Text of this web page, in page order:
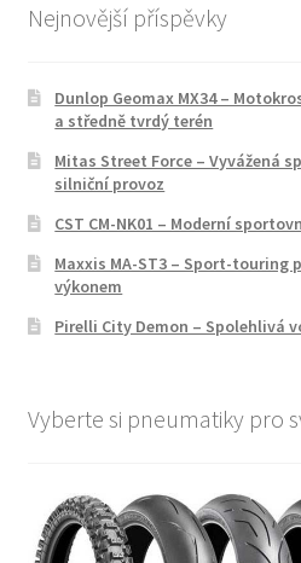
Nejnovější příspěvky
Dunlop Geomax MX34 –
a středně tvrdý terén
Mitas Street Force – Vyvážená
silniční provoz
CST CM-NK01 – Moderní
Maxxis MA-ST3 – Sport-touring
výkonem
Pirelli City Demon – Spolehlivá
Vyberte si pneumatiky pro